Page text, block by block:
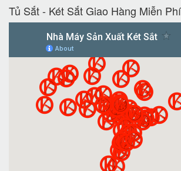
Tủ Sắt - Két Sắt Giao Hàng Miễn